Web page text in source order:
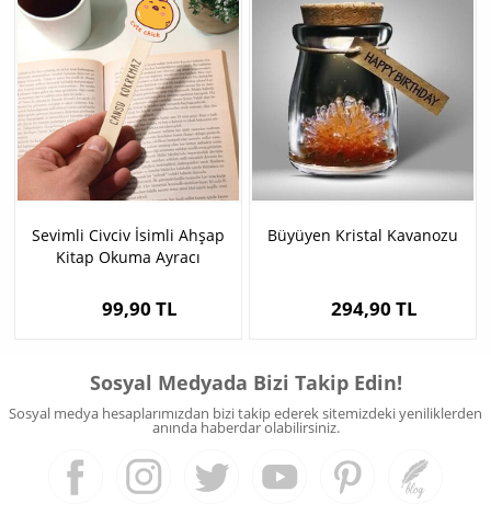
Sevimli Civciv İsimli Ahşap
Kitap Okuma Ayracı
99,90 TL
Büyüyen Kristal Kavanozu
294,90 TL
Sosyal Medyada Bizi Takip Edin!
Sosyal medya hesaplarımızdan bizi takip ederek sitemizdeki yeniliklerden
anında haberdar olabilirsiniz.